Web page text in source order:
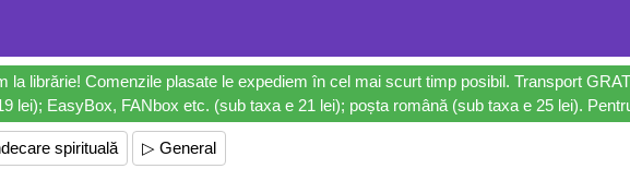
la librărie! Comenzile plasate le expediem în cel mai scurt timp posibil. Transport
lei); EasyBox, FANbox etc. (sub taxa e 21 lei); poșta română (sub taxa e 25 lei).
spirituală ▷ General